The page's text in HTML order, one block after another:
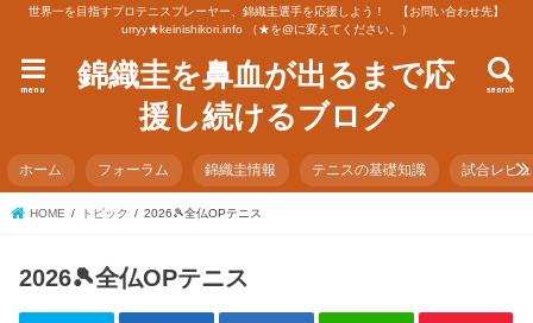
世界一を目指すプロテニスプレーヤー、錦織圭選手を応援しよう！ 【お問い合わせ先】
urryy★keinishikori.info （★を@に変えてください。）
錦織圭を鼻血が出るまで応
援し続けるブログ
search
menu
ホーム フォーラム 錦織圭情報 テニスの基礎知識 試合レビ
HOME トピック 2026🎾全仏OPテニス
2026🎾全仏OPテニス